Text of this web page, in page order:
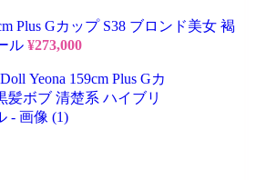
Plus Gカップ S38 ブロンド美女 褐
ル ¥273,000